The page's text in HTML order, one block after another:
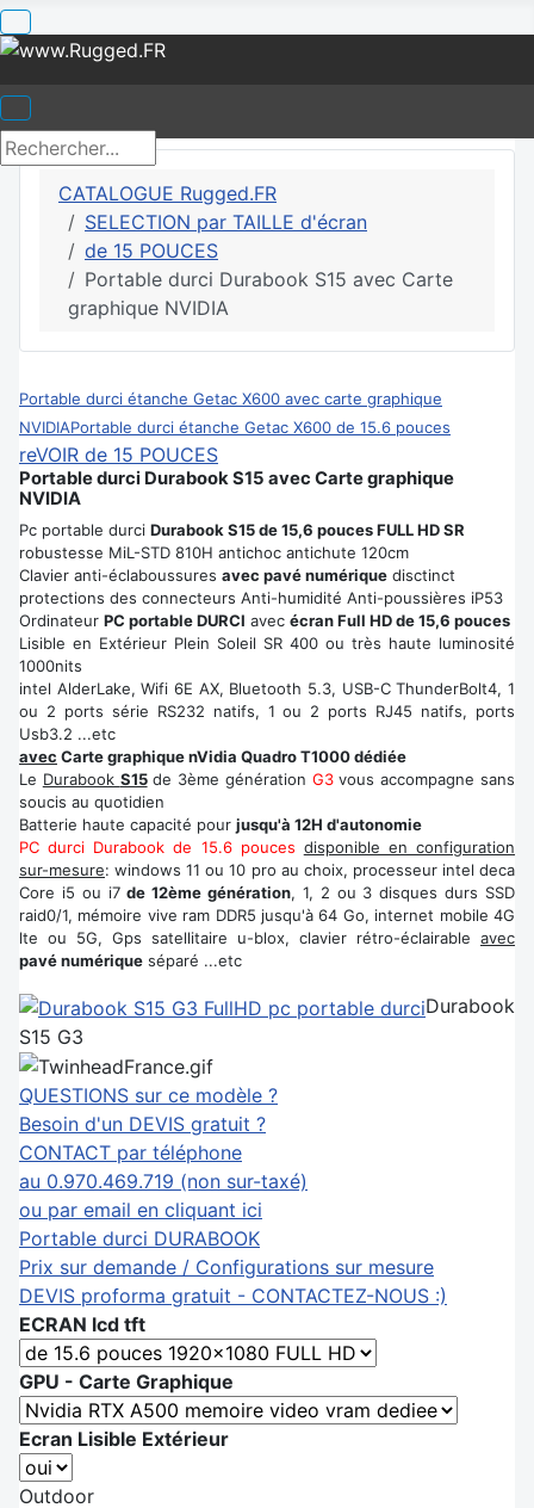
CATALOGUE Rugged.FR
SELECTION par TAILLE d'écran
de 15 POUCES
Portable durci Durabook S15 avec Carte
graphique NVIDIA
Portable durci étanche Getac X600 avec carte graphique
NVIDIAPortable durci étanche Getac X600 de 15.6 pouces
reVOIR de 15 POUCES
Portable durci Durabook S15 avec Carte graphique
NVIDIA
Pc portable durci Durabook S15 de 15,6 pouces FULL HD SR
robustesse MiL-STD 810H antichoc antichute 120cm
Clavier anti-éclaboussures avec pavé numérique disctinct
protections des connecteurs Anti-humidité Anti-poussières iP53
Ordinateur PC portable DURCI avec écran Full HD de 15,6 pouces
Lisible en Extérieur Plein Soleil SR 400 ou très haute luminosité
1000nits
intel AlderLake, Wifi 6E AX, Bluetooth 5.3, USB-C ThunderBolt4, 1
ou 2 ports série RS232 natifs, 1 ou 2 ports RJ45 natifs, ports
Usb3.2 ...etc
avec Carte graphique nVidia Quadro T1000 dédiée
Le Durabook S15de 3ème génération G3vous accompagne sans
soucis au quotidien
Batterie haute capacité pour jusqu'à 12H d'autonomie
PC durci Durabook de 15.6 pouces disponible en configuration
sur-mesure: windows 11 ou 10 pro au choix, processeur intel deca
Core i5 ou i7de 12ème génération, 1, 2 ou 3 disques durs SSD
raid0/1, mémoire vive ram DDR5 jusqu'à 64 Go, internet mobile 4G
lte ou 5G, Gps satellitaire u-blox, clavier rétro-éclairable avec
pavé numérique séparé ...etc
Durabook
S15 G3
QUESTIONS sur ce modèle ?
Besoin d'un DEVIS gratuit ?
CONTACT par téléphone
au 0.970.469.719 (non sur-taxé)
ou par email en cliquant ici
Portable durci DURABOOK
Prix sur demande / Configurations sur mesure
DEVIS proforma gratuit - CONTACTEZ-NOUS :)
ECRAN lcd tft
GPU - Carte Graphique
Ecran Lisible Extérieur
Outdoor